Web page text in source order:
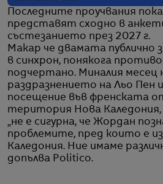
Последните проучвания
представят сходно в
състезанието през 2027 г.
Макар че двамата публично
в синхрон, понякога
подчертано. Миналия месец
раздразнението на Льо Пен
посещение във френската
територия Нова Каледония,
„не е сигурна, че Жордан
проблемите, пред които е
Каледония. Ние имаме
допълва Politico.